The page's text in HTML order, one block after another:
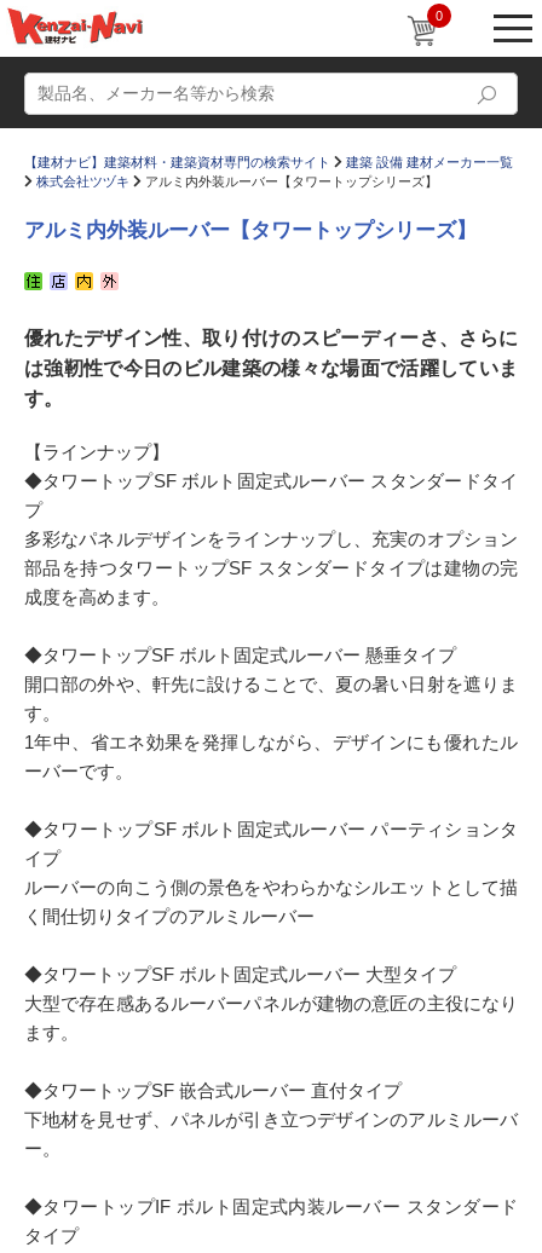
0
かたなび コラム
すまいリング
お気に入り
【建材ナビ】建築材料・建築資材専門の検索サイト
建築 設備 建材メーカー一覧
株式会社ツヅキ
アルミ内外装ルーバー【タワートップシリーズ】
アルミ内外装ルーバー【タワートップシリーズ】
優れたデザイン性、取り付けのスピーディーさ、さらに
は強靭性で今日のビル建築の様々な場面で活躍していま
す。
【ラインナップ】
◆タワートップSF ボルト固定式ルーバー スタンダードタイ
プ
多彩なパネルデザインをラインナップし、充実のオプション
部品を持つタワートップSF スタンダードタイプは建物の完
成度を高めます。
◆タワートップSF ボルト固定式ルーバー 懸垂タイプ
開口部の外や、軒先に設けることで、夏の暑い日射を遮りま
す。
1年中、省エネ効果を発揮しながら、デザインにも優れたル
ーバーです。
◆タワートップSF ボルト固定式ルーバー パーティションタ
イプ
ルーバーの向こう側の景色をやわらかなシルエットとして描
く間仕切りタイプのアルミルーバー
◆タワートップSF ボルト固定式ルーバー 大型タイプ
大型で存在感あるルーバーパネルが建物の意匠の主役になり
ます。
◆タワートップSF 嵌合式ルーバー 直付タイプ
下地材を見せず、パネルが引き立つデザインのアルミルーバ
ー。
◆タワートップIF ボルト固定式内装ルーバー スタンダード
タイプ